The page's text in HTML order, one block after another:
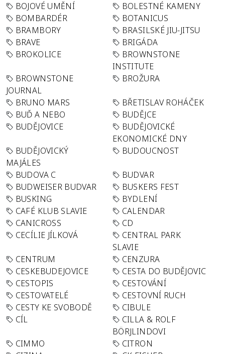
BOJOVÉ UMĚNÍ
BOLESTNÉ KAMENY
BOMBARDÉR
BOTANICUS
BRAMBORY
BRASILSKÉ JIU-JITSU
BRAVE
BRIGÁDA
BROKOLICE
BROWNSTONE
INSTITUTE
BROWNSTONE
JOURNAL
BROŽURA
BRUNO MARS
BŘETISLAV ROHÁČEK
BUĎ A NEBO
BUDĚJCE
BUDĚJOVICE
BUDĚJOVICKÉ
EKONOMICKÉ DNY
BUDĚJOVICKÝ
MAJÁLES
BUDOUCNOST
BUDOVA C
BUDVAR
BUDWEISER BUDVAR
BUSKERS FEST
BUSKING
BYDLENÍ
CAFÉ KLUB SLAVIE
CALENDAR
CANICROSS
CD
CECÍLIE JÍLKOVÁ
CENTRAL PARK
SLAVIE
CENTRUM
CENZURA
CESKEBUDEJOVICE
CESTA DO BUDĚJOVIC
CESTOPIS
CESTOVÁNÍ
CESTOVATELÉ
CESTOVNÍ RUCH
CESTY KE SVOBODĚ
CIBULE
CÍL
CILLA & ROLF
BÖRJLINDOVI
CIMMO
CITRON